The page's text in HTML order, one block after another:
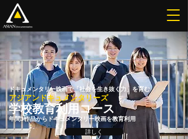
ドキュメンタリー映画で「社会を生き抜く力」を育む
アジアンドキュメンタリーズ
学校教育利用コース
年間3作品からドキュメンタリー映画を教育利用
詳しく